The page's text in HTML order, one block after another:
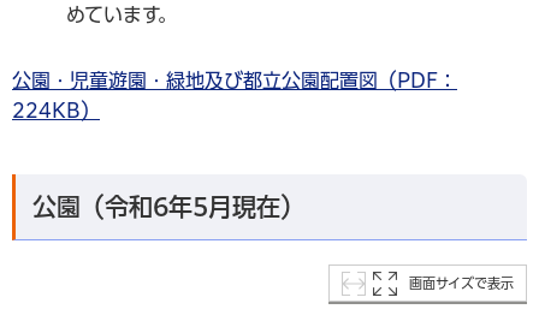
めています。
公園・児童遊園・緑地及び都立公園配置図（PDF：
224KB）
公園（令和6年5月現在）
画面サイズで表示